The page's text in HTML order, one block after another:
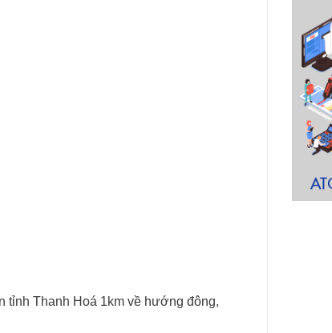
Thanh Hoá 1km về hướng đông,